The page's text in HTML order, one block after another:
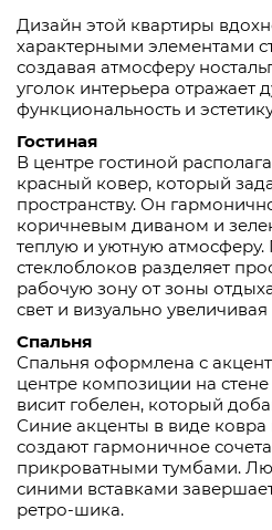
Дизайн этой квартиры
характерными элементами
создавая атмосферу
уголок интерьера отражает
функциональность и
Гостиная
В центре гостиной
красный ковер, который
пространству. Он
коричневым диваном и
теплую и уютную атмосферу.
стеклоблоков разделяет
рабочую зону от зоны
свет и визуально
Спальня
Спальня оформлена с
центре композиции на
висит гобелен, который
Синие акценты в виде ковра
создают гармоничное
прикроватными тумбами.
синими вставками
ретро-шика.